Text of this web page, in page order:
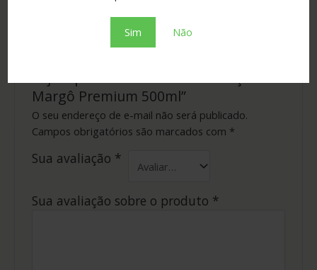
Sim Não
Não há avaliações ainda.
Margô Premium 500ml”
O seu endereço de e-mail não será publicado.
Campos obrigatórios são marcados com *
Sua avaliação *
Sua avaliação sobre o produto *